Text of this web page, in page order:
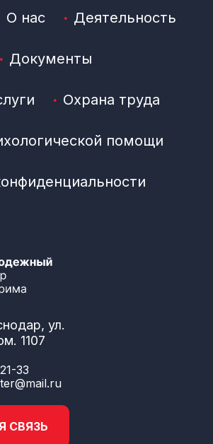
ул.
1107
33
СВЯЗЬ
О нас Деятельность
Документы
Охрана труда
помощи